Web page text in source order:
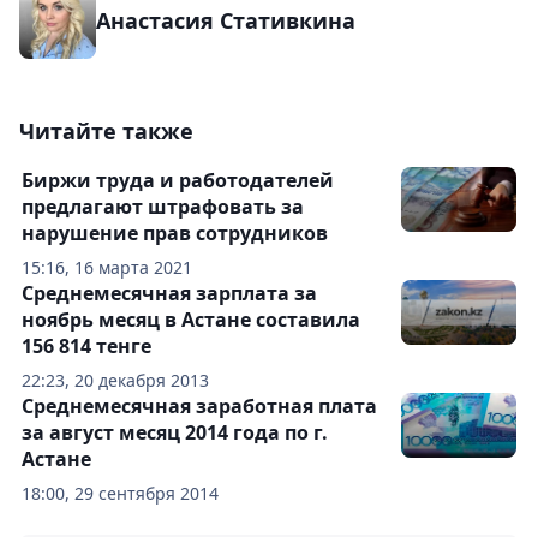
Анастасия Стативкина
Читайте также
15:16, 16 марта 2021
Биржи труда и работодателей
предлагают штрафовать за
нарушение прав сотрудников
22:23, 20 декабря 2013
Среднемесячная зарплата за
ноябрь месяц в Астане составила
156 814 тенге
18:00, 29 сентября 2014
Среднемесячная заработная плата
за август месяц 2014 года по г.
Астане